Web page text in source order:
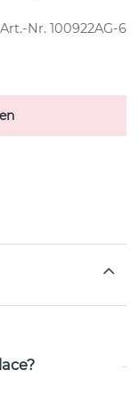
Art.-Nr. 100922AG-6